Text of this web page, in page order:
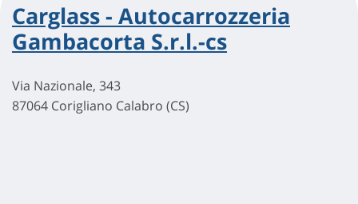
Carglass - Autocarrozzeria
Gambacorta S.r.l.-cs
Via Nazionale, 343
87064 Corigliano Calabro (CS)